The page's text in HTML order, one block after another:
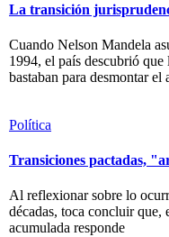
La transición
Cuando Nelson Mandela
1994, el país descubrió
bastaban para desmontar el
Política
Transiciones pactadas,
Al reflexionar sobre lo
décadas, toca concluir que,
acumulada responde